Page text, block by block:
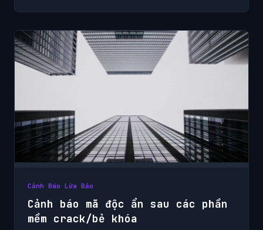
Cảnh Báo Lừa Đảo
Cảnh báo mã độc ẩn sau các phần
mềm crack/bẻ khóa